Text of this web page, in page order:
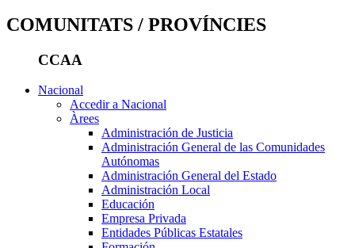
COMUNITATS / PROVÍNCIES
CCAA
Nacional
Accedir a Nacional
Àrees
Administración de Justicia
Administración General de las Comunidades
Autónomas
Administración General del Estado
Administración Local
Educación
Empresa Privada
Entidades Públicas Estatales